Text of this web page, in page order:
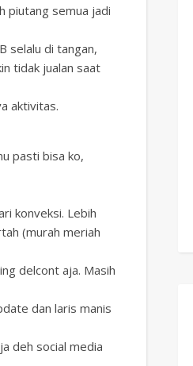
piutang semua jadi
selalu di tangan,
tidak jualan saat
aktivitas.
pasti bisa ko,
konveksi. Lebih
(murah meriah
delcont aja. Masih
dan laris manis
deh social media